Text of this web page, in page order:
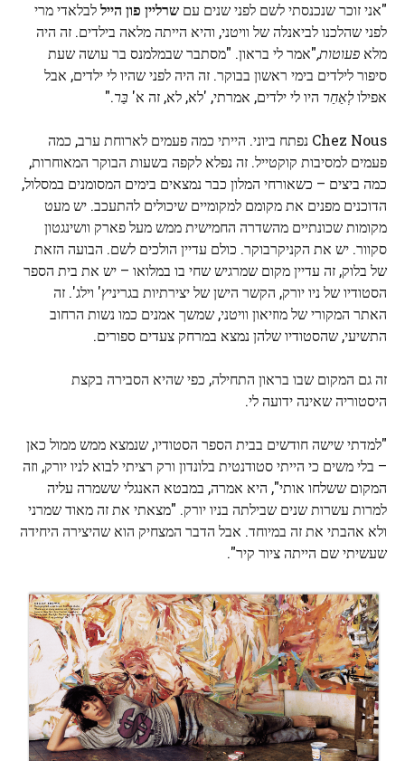
"אני זוכר שנכנסתי לשם לפני שנים עם שרליין פון הייללבלאדי מרי
לפני שהלכנו לביאנלה של וויטני, והיא הייתה מלאה בילדים. זה היה
מלאפעוטות,"אמר לי בראון. "מסתבר שבמלמנס בר עושה שעת
סיפור לילדים בימי ראשון בבוקר. זה היה לפני שהיו לי ילדים, אבל
אפילולְאַחַר היו לי ילדים, אמרתי, 'לא, לא, זה א' בַּר."
Chez Nous נפתח ביוני. הייתי כמה פעמים לארוחת ערב, כמה
פעמים למסיבות קוקטייל. זה נפלא לקפה בשעות הבוקר המאוחרות,
כמה ביצים – כשאורחי המלון כבר נמצאים בימים המסומנים במסלול,
הדוכנים מפנים את מקומם למקומיים שיכולים להתעכב. יש מעט
מקומות שכונתיים מהשדרה החמישית ממש מעל פארק וושינגטון
סקוור. יש את הקניקרבוקר. כולם עדיין הולכים לשם. הבועה הזאת
של בלוק, זה עדיין מקום שמרגיש שחי בו במלואו – יש את בית הספר
הסטודיו של ניו יורק, הקשר הישן של יצירתיות בגריניץ' וילג'. זה
האתר המקורי של מוזיאון וויטני, שמשך אמנים כמו נשות הרחוב
התשיעי, שהסטודיו שלהן נמצא במרחק צעדים ספורים.
זה גם המקום שבו בראון התחילה, כפי שהיא הסבירה בקצת
היסטוריה שאינה ידועה לי.
"למדתי שישה חודשים בבית הספר הסטודיו, שנמצא ממש ממול כאן
– בלי משים כי הייתי סטודנטית בלונדון ורק רציתי לבוא לניו יורק, וזה
המקום ששלחו אותי", היא אמרה, במבטא האנגלי ששמרה עליה
למרות עשרות שנים שבילתה בניו יורק. "מצאתי את זה מאוד שמרני
ולא אהבתי את זה במיוחד. אבל הדבר המצחיק הוא שהיצירה היחידה
שעשיתי שם הייתה ציור קיר".